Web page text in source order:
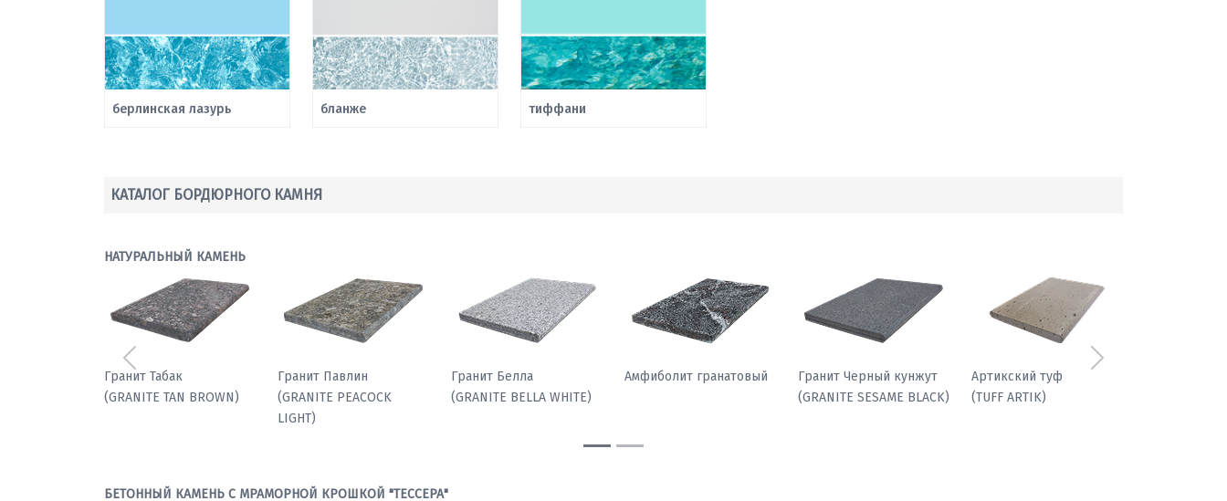
берлинская лазурь бланже тиффани
КАТАЛОГ БОРДЮРНОГО КАМНЯ
НАТУРАЛЬНЫЙ КАМЕНЬ
Мрамор паллодио
Гранит Табак
(GRANITE TAN BROWN)
Гранит Павлин
(GRANITE PEACOCK
Гранит Белла
Амфиболит гранатовый
Гранит Черный кунжут
(GRANITE SESAME BLACK)
Предыдущий Следующий
БЕТОННЫЙ КАМЕНЬ С МРАМОРНОЙ КРОШКОЙ "ТЕССЕРА"